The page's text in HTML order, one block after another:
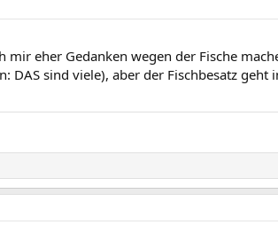
mir eher Gedanken wegen der Fische
DAS sind viele), aber der Fischbesatz